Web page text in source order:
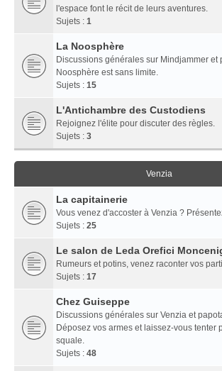
l'espace font le récit de leurs aventures.
Sujets : 1
La Noosphère
Discussions générales sur Mindjammer et
Noosphère est sans limite.
Sujets : 15
L'Antichambre des Custodiens
Rejoignez l'élite pour discuter des règles.
Sujets : 3
Venzia
La capitainerie
Vous venez d'accoster à Venzia ?
Sujets : 25
Le salon de Leda Orefici
Rumeurs et potins, venez raconter vos
Sujets : 17
Chez Guiseppe
Discussions générales sur Venzia et
Déposez vos armes et laissez-vous tenter
squale.
Sujets : 48